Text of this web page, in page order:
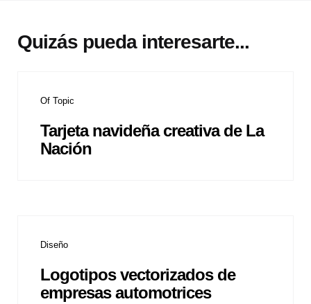
Quizás pueda interesarte...
Of Topic
Tarjeta navideña creativa de La
Nación
Diseño
Logotipos vectorizados de
empresas automotrices